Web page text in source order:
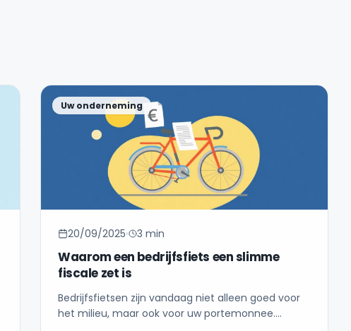
Uw onderneming
20/09/2025 3 min
Waarom een bedrijfsfiets een slimme
fiscale zet is
Bedrijfsfietsen zijn vandaag niet alleen goed voor
het milieu, maar ook voor uw portemonnee.